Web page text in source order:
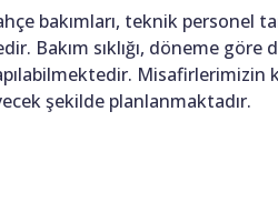
bakımları, teknik
Bakım sıklığı, döneme
şekilde planlanmaktadır.